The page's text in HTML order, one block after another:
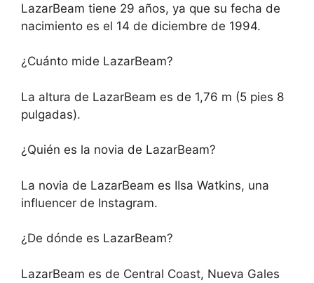
LazarBeam tiene 29 años, ya que su fecha de
nacimiento es el 14 de diciembre de 1994.
¿Cuánto mide LazarBeam?
La altura de LazarBeam es de 1,76 m (5 pies 8
pulgadas).
¿Quién es la novia de LazarBeam?
La novia de LazarBeam es IIsa Watkins, una
influencer de Instagram.
¿De dónde es LazarBeam?
LazarBeam es de Central Coast, Nueva Gales